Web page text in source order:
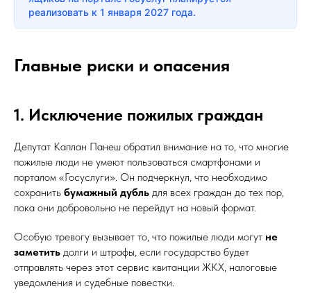
реализовать к 1 января 2027 года.
Главные риски и опасения
1. Исключение пожилых граждан
Депутат Каплан Панеш обратил внимание на то, что многие
пожилые люди не умеют пользоваться смартфонами и
порталом «Госуслуги». Он подчеркнул, что необходимо
сохранить бумажный дубль для всех граждан до тех пор,
пока они добровольно не перейдут на новый формат.
Особую тревогу вызывает то, что пожилые люди могут не
заметить долги и штрафы, если государство будет
отправлять через этот сервис квитанции ЖКХ, налоговые
уведомления и судебные повестки.